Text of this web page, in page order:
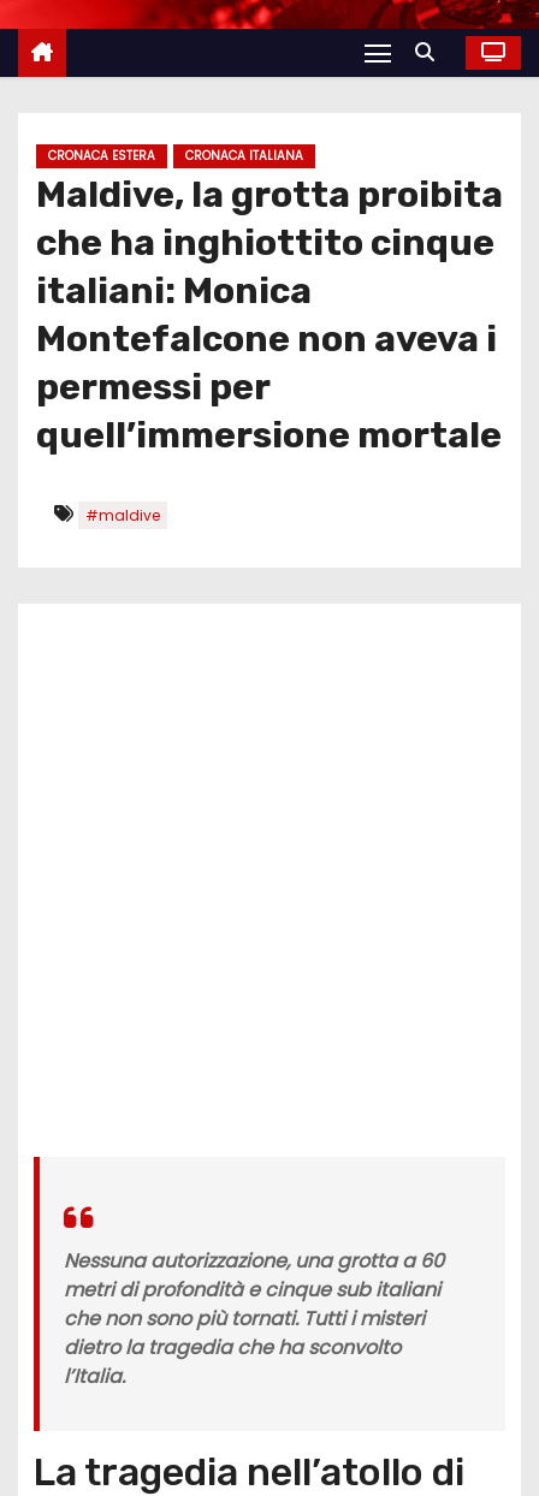
CRONACA ESTERA CRONACA ITALIANA
Maldive, la grotta proibita
che ha inghiottito cinque
italiani: Monica
Montefalcone non aveva i
permessi per
quell’immersione mortale
#maldive
Nessuna autorizzazione, una grotta a 60
metri di profondità e cinque sub italiani
che non sono più tornati. Tutti i misteri
dietro la tragedia che ha sconvolto
l’Italia.
La tragedia nell’atollo di